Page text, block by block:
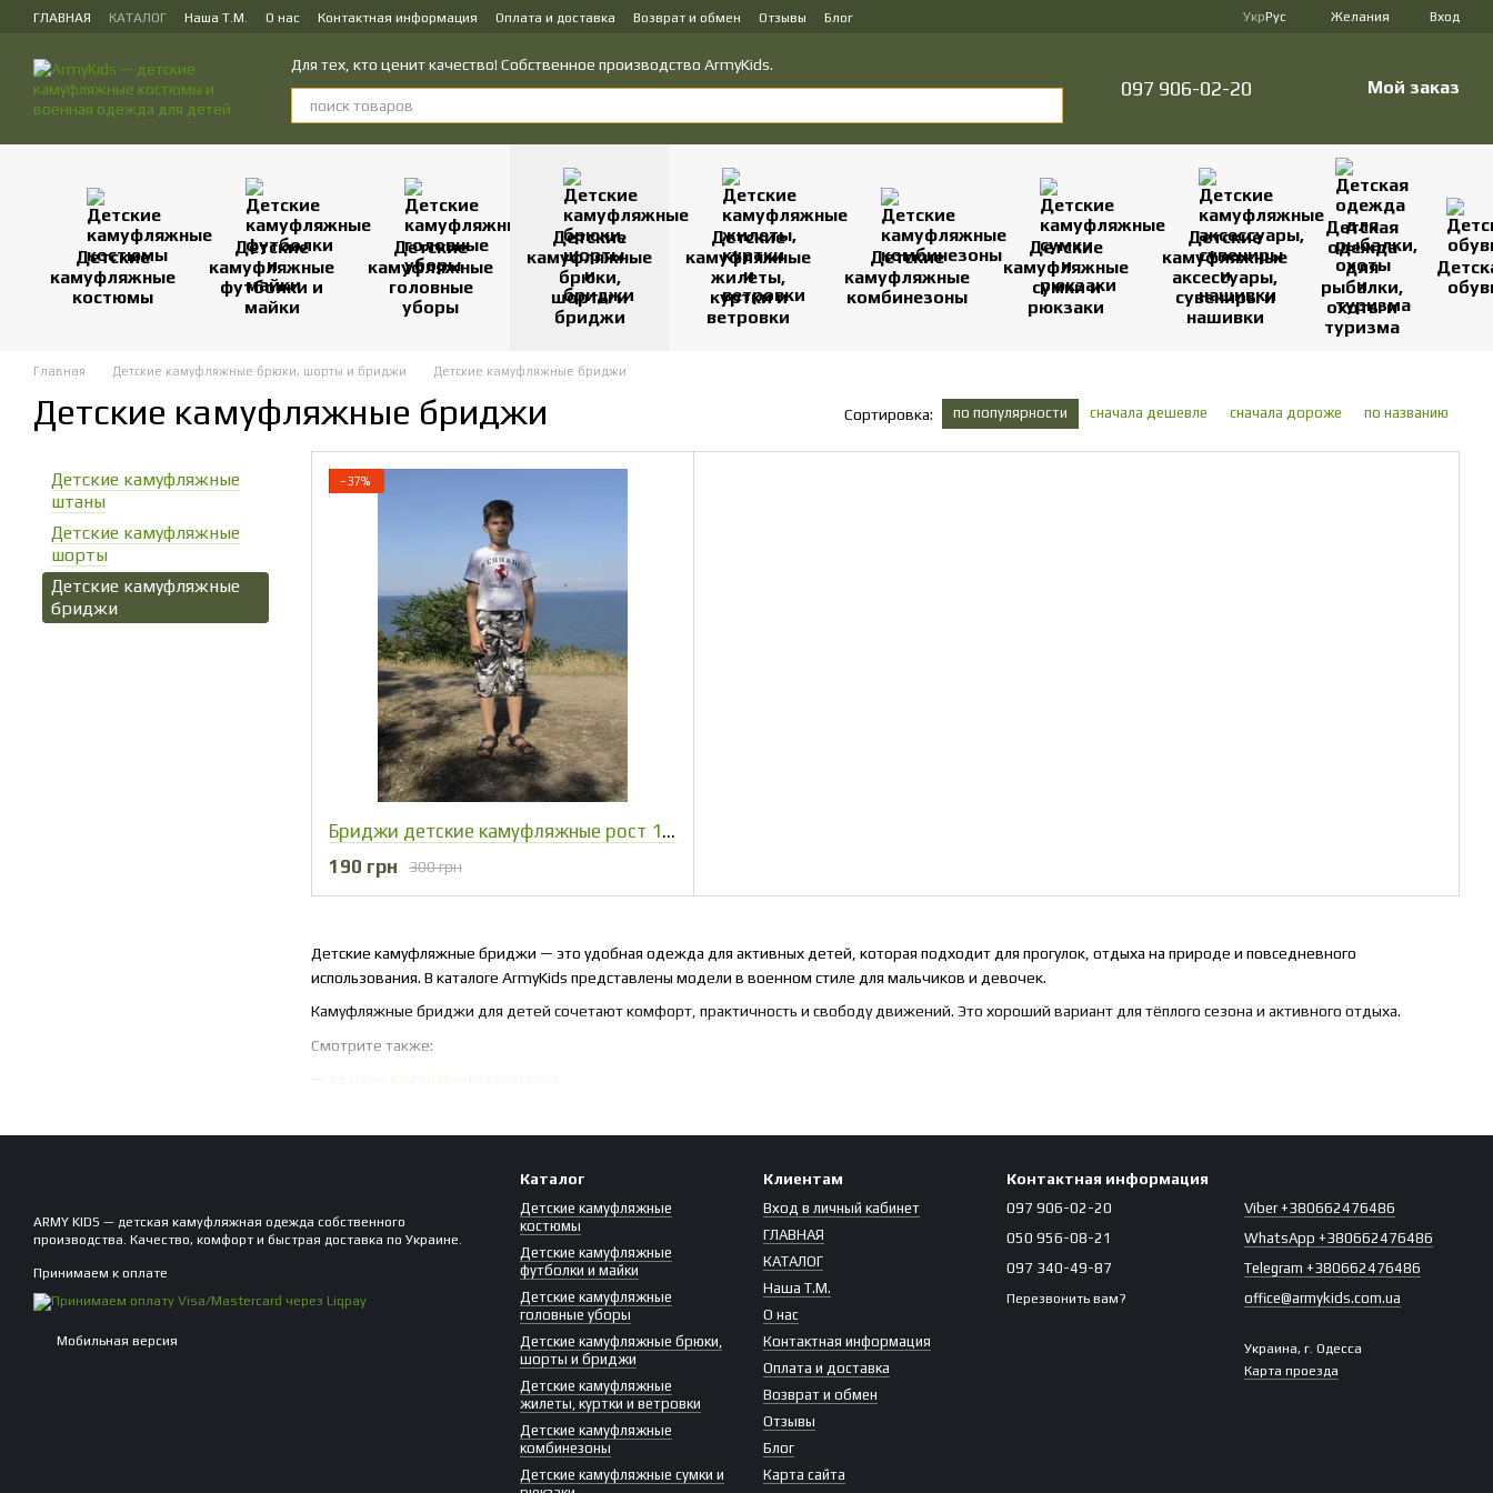
Перейти к основному контенту
ГЛАВНАЯ КАТАЛОГ Наша Т.М. О нас Контактная информация Оплата и доставка Возврат и обмен Отзывы
Блог
УкрРус Желания Вход
Для тех, кто ценит качество! Собственное производство ArmyKids.
097 906-02-20 Мой заказ
Детские
камуфляжные
костюмы
Детские
камуфляжные
футболки и
майки
Детские
камуфляжные
головные
уборы
Детские
камуфляжные
брюки,
шорты и
бриджи
Детские
камуфляжные
жилеты,
куртки и
ветровки
Детские
камуфляжные
комбинезоны
Детские
камуфляжные
сумки и
рюкзаки
Детские
камуфляжные
аксессуары,
сувениры и
нашивки
Детская
одежда
для
рыбалки,
охоты и
туризма
Главная Детские камуфляжные брюки, шорты и бриджи Детские камуфляжные бриджи
Детские камуфляжные бриджи Сортировка: по популярности сначала дешевле сначала дороже по названию
Детские камуфляжные бриджи — это удобная одежда для активных детей, которая подходит для прогулок, отдыха на природе и повседневного
использования. В каталоге ArmyKids представлены модели в военном стиле для мальчиков и девочек.
Камуфляжные бриджи для детей сочетают комфорт, практичность и свободу движений. Это хороший вариант для тёплого сезона и активного отдыха.
Смотрите также:
−37%
Бриджи детские камуфляжные рост 116 см
300 грн
190 грн
Детские камуфляжные
штаны
Детские камуфляжные
шорты
Детские камуфляжные
бриджи
ARMY KIDS — детская камуфляжная одежда собственного
производства. Качество, комфорт и быстрая доставка по Украине.
Принимаем к оплате
Мобильная версия
Каталог
Детские камуфляжные
костюмы
Детские камуфляжные
футболки и майки
Детские камуфляжные
головные уборы
Детские камуфляжные брюки,
шорты и бриджи
Детские камуфляжные
жилеты, куртки и ветровки
Детские камуфляжные
комбинезоны
Детские камуфляжные сумки и
Клиентам
Вход в личный кабинет
ГЛАВНАЯ
КАТАЛОГ
Наша Т.М.
О нас
Контактная информация
Оплата и доставка
Возврат и обмен
Отзывы
Блог
Карта сайта
Контактная информация
097 906-02-20
050 956-08-21
097 340-49-87
Перезвонить вам?
Viber +380662476486
WhatsApp +380662476486
Telegram +380662476486
office@armykids.com.ua
Украина, г. Одесса
Карта проезда